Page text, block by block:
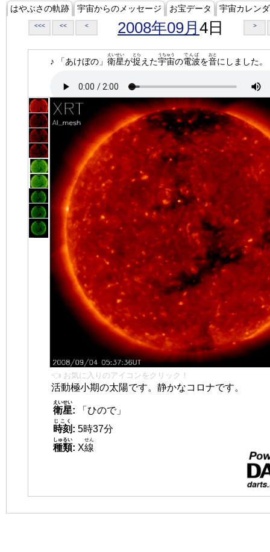
はやぶさの軌跡 宇宙からのメッセージ お宝データ 宇宙カレン
<<< << < 2008年09月 4日 >
♪ 「あけぼの」 衛星
えいせい
が捉
とら
えた宇宙
うちゅう
の電波
でんぱ
を音
おと
にしました。
👈 お気に入りのアイコンをクリック！
活動極小期の太陽です。静かなコロナです。
衛星
えいせい
:
「ひので」
時刻
じこく
: 5時37分
種類
しゅるい
: X線
せん